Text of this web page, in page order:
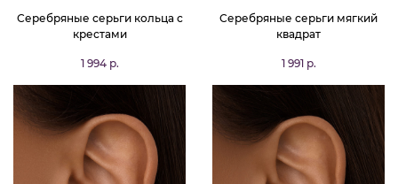
Серебряные серьги кольца с
крестами
1 994 р.
Серебряные серьги мягкий
квадрат
1 991 р.